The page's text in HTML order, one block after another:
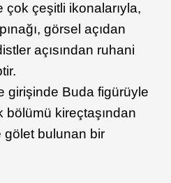
çeşitli ikonalarıyla,
görsel açıdan
açısından ruhani
girişinde Buda figürüyle
bölümü kireçtaşından
gölet bulunan bir